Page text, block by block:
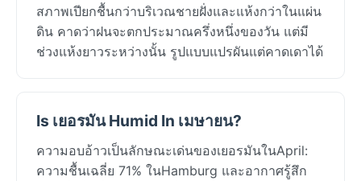
สภาพเปียกชื้นกว่าบริเวณชายฝั่งและแห้งกว่าในแผ่น
ดิน คาดว่าฝนจะตกประมาณครึ่งหนึ่งของวัน แต่มี
ช่วงแห้งยาวระหว่างนั้น รูปแบบแปรผันแต่คาดเดาได้
Is เยอรมัน Humid In เมษายน?
ความอบอ้าวเป็นลักษณะเด่นของเยอรมันในApril:
ความชื้นเฉลี่ย 71% ในHamburg และอากาศรู้สึก